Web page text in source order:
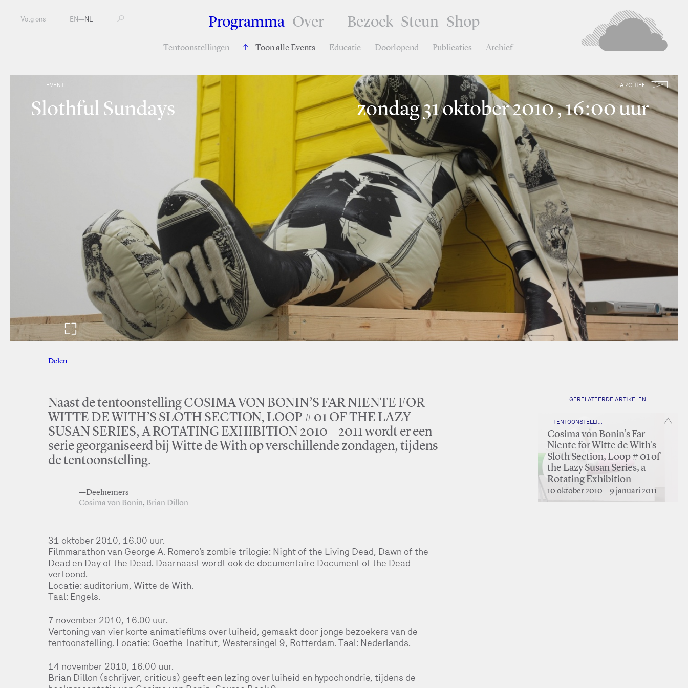
Programma Over Bezoek Steun Shop
Tentoonstellingen Toon alle Events Educatie Doorlopend Publicaties Archief
Volg ons EN—NL
EVENT ARCHIEF
Slothful Sundays zondag 31 oktober 2010 , 16:00 uur
Delen
Naast de tentoonstelling COSIMA VON BONIN’S FAR NIENTE FOR
WITTE DE WITH’S SLOTH SECTION, LOOP # 01 OF THE LAZY
SUSAN SERIES, A ROTATING EXHIBITION 2010 – 2011 wordt er een
serie georganiseerd bij Witte de With op verschillende zondagen, tijdens
de tentoonstelling.
—Deelnemers
Cosima von Bonin, Brian Dillon
31 oktober 2010, 16.00 uur.
Filmmarathon van George A. Romero’s zombie trilogie: Night of the Living Dead, Dawn of the
Dead en Day of the Dead. Daarnaast wordt ook de documentaire Document of the Dead
vertoond.
Locatie: auditorium, Witte de With.
Taal: Engels.
7 november 2010, 16.00 uur.
Vertoning van vier korte animatiefilms over luiheid, gemaakt door jonge bezoekers van de
tentoonstelling. Locatie: Goethe-Institut, Westersingel 9, Rotterdam. Taal: Nederlands.
14 november 2010, 16.00 uur.
Brian Dillon (schrijver, criticus) geeft een lezing over luiheid en hypochondrie, tijdens de
GERELATEERDE ARTIKELEN
Cosima von Bonin’s Far
Niente for Witte de With’s
Sloth Section, Loop # 01 of
the Lazy Susan Series, a
Rotating Exhibition
10 oktober 2010 – 9 januari 2011